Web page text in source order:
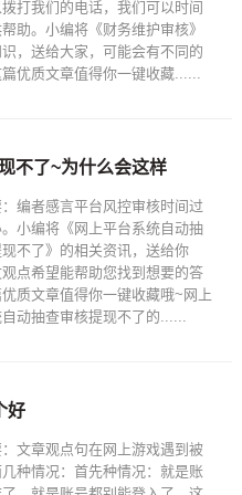
打我们的电话，我们可以时间
助。小编将《财务维护审核》
，送给大家，可能会有不同的
优质文章值得你一键收藏......
不了~为什么会这样
编者感言平台风控审核时间过
小编将《网上平台系统自动抽
不了》的相关资讯，送给你
点希望能帮助您找到想要的答
质文章值得你一键收藏哦~网上
动抽查审核提现不了的......
好
文章观点句在网上游戏遇到被
种情况：首先种情况：就是账